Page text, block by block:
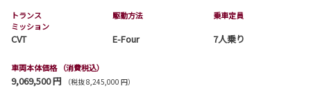
トランス
ミッション
CVT
駆動方法
E-Four
乗車定員
7人乗り
車両本体価格 （消費税込）
9,069,500 円 （税抜 8,245,000 円）